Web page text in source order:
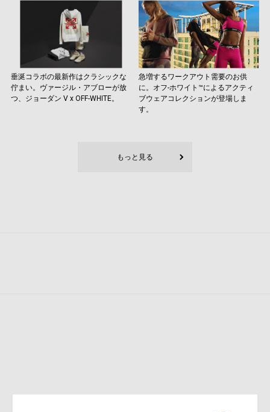
垂涎コラボの最新作はクラシックな
佇まい。ヴァージル・アブローが放
つ、ジョーダン V x OFF-WHITE。
急増するワークアウト需要のお供
に。オフ-ホワイト™️によるアクティ
ブウェアコレクションが登場しま
す。
もっと見る